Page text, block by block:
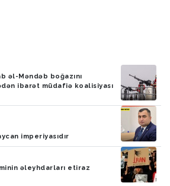
əl-Məndəb boğazını
ibarət müdafiə koalisiyası
imperiyasıdır
əleyhdarları etiraz